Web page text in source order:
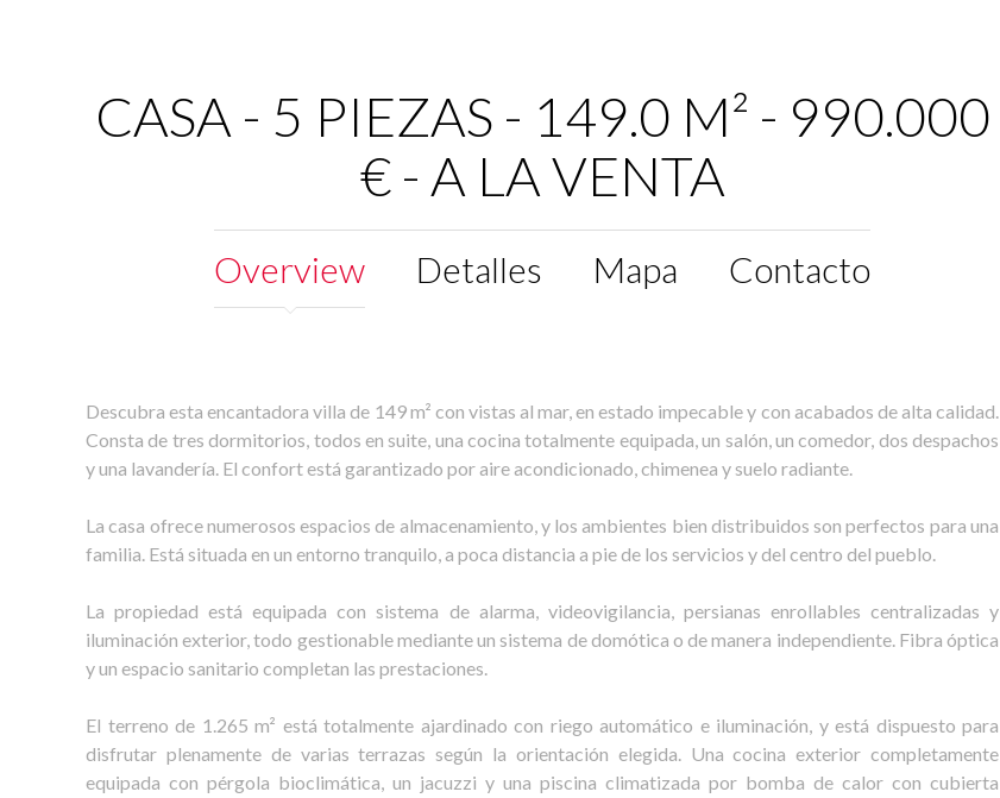
CASA - 5 PIEZAS - 149.0 M² - 990.000
€ - A LA VENTA
Overview Detalles Mapa Contacto
Descubra esta encantadora villa de 149 m² con vistas al mar, en estado impecable y con acabados de alta calidad.
Consta de tres dormitorios, todos en suite, una cocina totalmente equipada, un salón, un comedor, dos despachos
y una lavandería. El confort está garantizado por aire acondicionado, chimenea y suelo radiante.
La casa ofrece numerosos espacios de almacenamiento, y los ambientes bien distribuidos son perfectos para una
familia. Está situada en un entorno tranquilo, a poca distancia a pie de los servicios y del centro del pueblo.
La propiedad está equipada con sistema de alarma, videovigilancia, persianas enrollables centralizadas y
iluminación exterior, todo gestionable mediante un sistema de domótica o de manera independiente. Fibra óptica
y un espacio sanitario completan las prestaciones.
El terreno de 1.265 m² está totalmente ajardinado con riego automático e iluminación, y está dispuesto para
disfrutar plenamente de varias terrazas según la orientación elegida. Una cocina exterior completamente
equipada con pérgola bioclimática, un jacuzzi y una piscina climatizada por bomba de calor con cubierta